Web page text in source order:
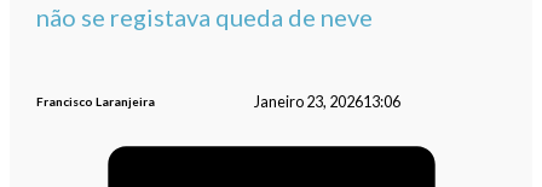
não se registava queda de neve
Francisco Laranjeira Janeiro 23, 202613:06